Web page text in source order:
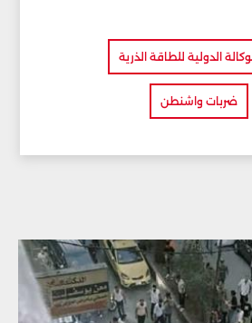
الوكالة الدولية للطاقة الذرية
ضربات واشنطن